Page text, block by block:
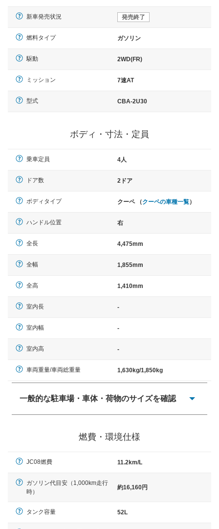
新車発売状況 発売終了
燃料タイプ ガソリン
駆動 2WD(FR)
ミッション 7速AT
型式 CBA-2U30
ボディ・寸法・定員
乗車定員 4人
ドア数 2ドア
ボディタイプ クーペ （クーペの車種一覧）
ハンドル位置 右
全長 4,475mm
全幅 1,855mm
全高 1,410mm
室内長 -
室内幅 -
室内高 -
車両重量/車両総重量 1,630kg/1,850kg
一般的な駐車場・車体・荷物のサイズを確認
× 長さ 5,000mm 車路幅 5,000mmというサイズが標準値
燃費・環境仕様
JC08燃費 11.2km/L
ガソリン代目安（1,000km走行
時）
約16,160円
タンク容量 52L